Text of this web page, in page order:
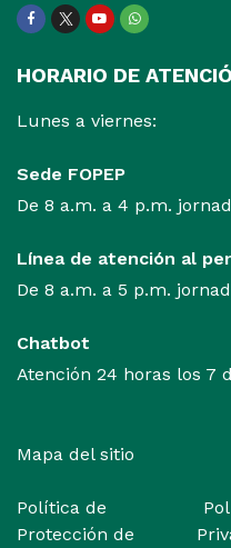
Facebook
TwitterYoutubeWhatsApp
HORARIO DE
Lunes a viernes:
Sede FOPEP
De 8 a.m. a 4 p.m.
Línea de atención al
De 8 a.m. a 5 p.m.
Chatbot
Atención 24 horas los 7
Mapa del sitio
Política de
Protección de